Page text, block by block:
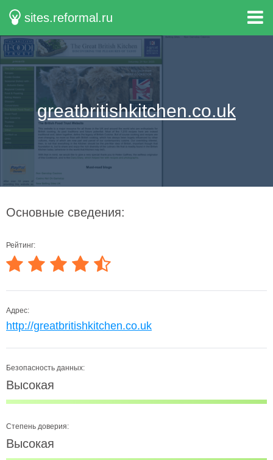
sites.reformal.ru
greatbritishkitchen.co.uk
Основные сведения:
Рейтинг:
Адрес:
http://greatbritishkitchen.co.uk
Безопасность данных:
Высокая
Степень доверия:
Высокая